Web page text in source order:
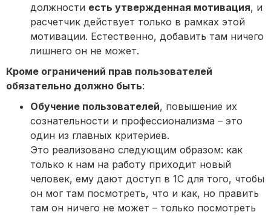
должности есть утвержденная мотивация, и
расчетчик действует только в рамках этой
мотивации. Естественно, добавить там ничего
лишнего он не может.
Кроме ограничений прав пользователей
обязательно должно быть:
Обучение пользователей, повышение их
сознательности и профессионализма – это
один из главных критериев.
Это реализовано следующим образом: как
только к нам на работу приходит новый
человек, ему дают доступ в 1С для того, чтобы
он мог там посмотреть, что и как, но править
там он ничего не может – только посмотреть